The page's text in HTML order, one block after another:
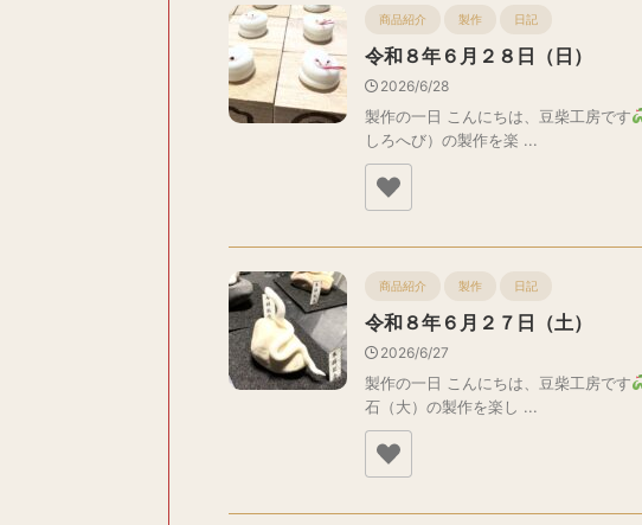
商品紹介 製作 日記
令和８年６月２８日（日）
2026/6/28
製作の一日 こんにちは、豆柴工房です
しろへび）の製作を楽 ...
商品紹介 製作 日記
令和８年６月２７日（土）
2026/6/27
製作の一日 こんにちは、豆柴工房です
石（大）の製作を楽し ...